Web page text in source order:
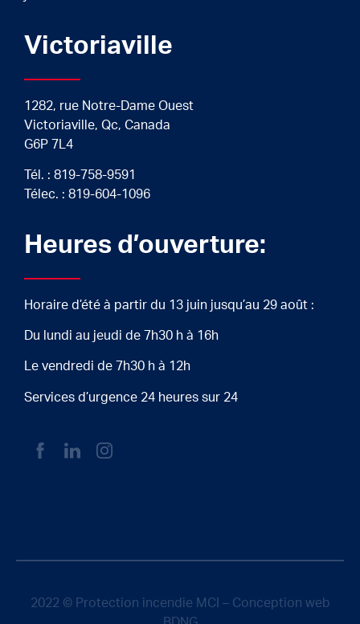
Victoriaville
1282, rue Notre-Dame Ouest
Victoriaville, Qc, Canada
G6P 7L4
Tél. : 819-758-9591
Télec. : 819-604-1096
Heures d’ouverture:
Horaire d’été à partir du 13 juin jusqu’au 29 août :
Du lundi au jeudi de 7h30 h à 16h
Le vendredi de 7h30 h à 12h
Services d’urgence 24 heures sur 24
2022 © Protection incendie MCI – Conception web